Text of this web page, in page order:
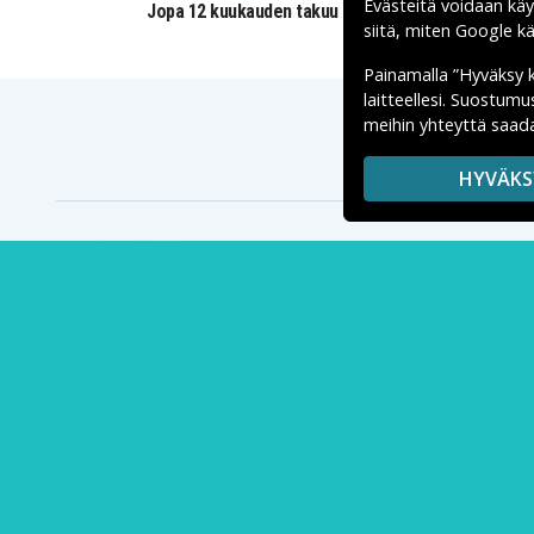
Jopa 12 kuukauden takuu
Evästeitä voidaan
siitä, miten Google
Painamalla
laitteellesi.
meihin yhteyttä